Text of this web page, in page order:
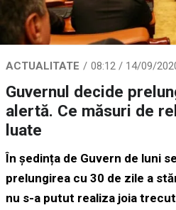
ACTUALITATE 08:12 / 14/09/
Guvernul decide
alertă. Ce măsuri de
luate
În ședința de Guvern de luni
prelungirea cu 30 de zile a
nu s-a putut realiza joia